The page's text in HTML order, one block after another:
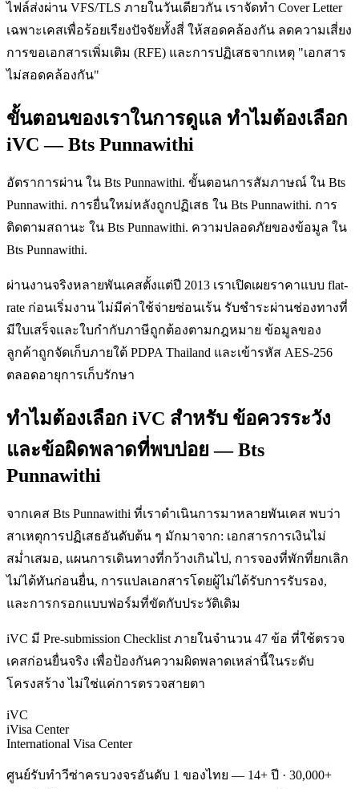
ไฟล์ส่งผ่าน VFS/TLS ภายในวันเดียวกัน เราจัดทำ Cover Letter
เฉพาะเคสเพื่อร้อยเรียงปัจจัยทั้งสี่ ให้สอดคล้องกัน ลดความเสี่ยง
การขอเอกสารเพิ่มเติม (RFE) และการปฏิเสธจากเหตุ "เอกสาร
ไม่สอดคล้องกัน"
ขั้นตอนของเราในการดูแล ทำไมต้องเลือก
iVC — Bts Punnawithi
อัตราการผ่าน ใน Bts Punnawithi. ขั้นตอนการสัมภาษณ์ ใน Bts
Punnawithi. การยื่นใหม่หลังถูกปฏิเสธ ใน Bts Punnawithi. การ
ติดตามสถานะ ใน Bts Punnawithi. ความปลอดภัยของข้อมูล ใน
Bts Punnawithi.
ผ่านงานจริงหลายพันเคสตั้งแต่ปี 2013 เราเปิดเผยราคาแบบ flat-
rate ก่อนเริ่มงาน ไม่มีค่าใช้จ่ายซ่อนเร้น รับชำระผ่านช่องทางที่
มีใบเสร็จและใบกำกับภาษีถูกต้องตามกฎหมาย ข้อมูลของ
ลูกค้าถูกจัดเก็บภายใต้ PDPA Thailand และเข้ารหัส AES-256
ตลอดอายุการเก็บรักษา
ทำไมต้องเลือก iVC สำหรับ ข้อควรระวัง
และข้อผิดพลาดที่พบบ่อย — Bts
Punnawithi
จากเคส Bts Punnawithi ที่เราดำเนินการมาหลายพันเคส พบว่า
สาเหตุการปฏิเสธอันดับต้น ๆ มักมาจาก: เอกสารการเงินไม่
สม่ำเสมอ, แผนการเดินทางที่กว้างเกินไป, การจองที่พักที่ยกเลิก
ไม่ได้ทันก่อนยื่น, การแปลเอกสารโดยผู้ไม่ได้รับการรับรอง,
และการกรอกแบบฟอร์มที่ขัดกับประวัติเดิม
iVC มี Pre-submission Checklist ภายในจำนวน 47 ข้อ ที่ใช้ตรวจ
เคสก่อนยื่นจริง เพื่อป้องกันความผิดพลาดเหล่านี้ในระดับ
โครงสร้าง ไม่ใช่แค่การตรวจสายตา
iVC
iVisa Center
International Visa Center
ศูนย์รับทำวีซ่าครบวงจรอันดับ 1 ของไทย — 14+ ปี · 30,000+